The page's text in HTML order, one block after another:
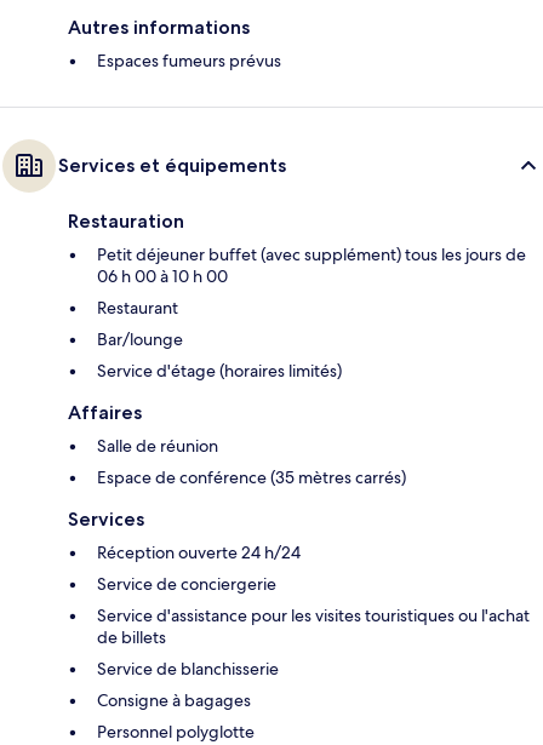
Autres informations
Espaces fumeurs prévus
Services et équipements
Restauration
Petit déjeuner buffet (avec supplément) tous les jours de
06 h 00 à 10 h 00
Restaurant
Bar/lounge
Service d'étage (horaires limités)
Affaires
Salle de réunion
Espace de conférence (35 mètres carrés)
Services
Réception ouverte 24 h/24
Service de conciergerie
Service d'assistance pour les visites touristiques ou l'achat
de billets
Service de blanchisserie
Consigne à bagages
Personnel polyglotte